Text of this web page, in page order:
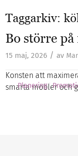
Taggarkiv:
Bo större
15 maj, 2026 / av
Konsten att
smarta möbler och
Planering